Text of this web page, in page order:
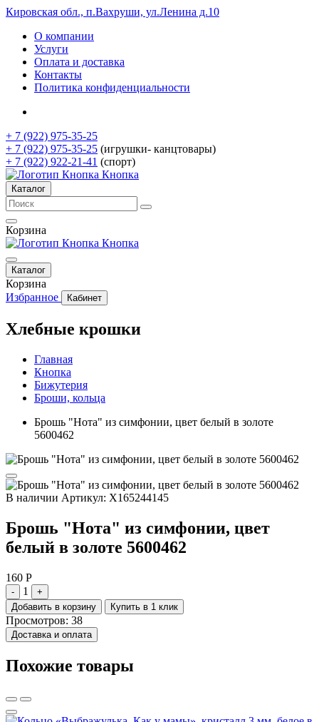
Кировская обл., п.Вахруши, ул.Ленина д.10
О компании
Услуги
Оплата и доставка
Контакты
Политика конфиденциальности
+ 7 (922) 975-35-25
+ 7 (922) 975-35-25 (игрушки- канцтовары)
+ 7 (922) 922-21-41 (спорт)
Кнопка
Каталог
Корзина
Кнопка
Каталог
Корзина
Избранное
Кабинет
Хлебные крошки
Главная
Кнопка
Бижутерия
Броши, кольца
Брошь "Нота" из симфонии, цвет белый в золоте
5600462
В наличии Артикул: X165244145
Брошь "Нота" из симфонии, цвет
белый в золоте 5600462
160 Р
- 1
+
Добавить в корзину
Купить в 1 клик
Просмотров: 38
Доставка и оплата
Похожие товары